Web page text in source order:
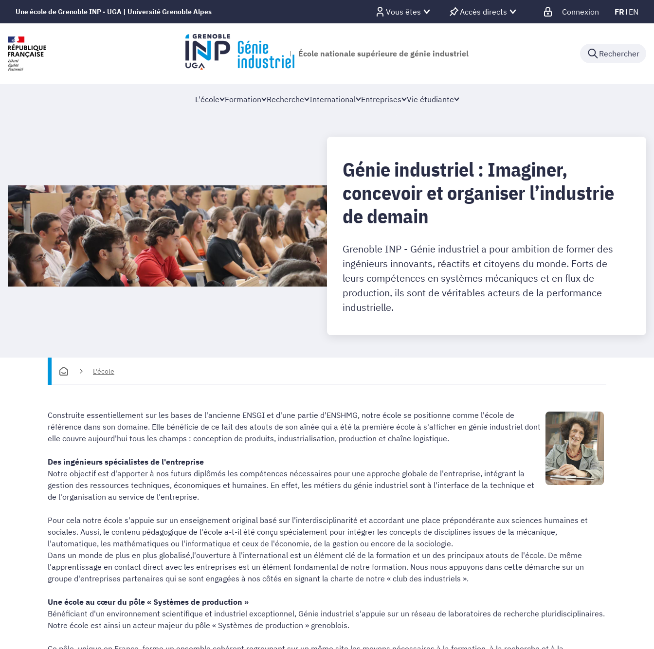
Une école de Grenoble INP - UGA | Université Grenoble Alpes Vous êtes Accès directs Connexion FR EN
École nationale supérieure de génie industriel Rechercher
L'école Formation Recherche International Entreprises Vie étudiante
Génie industriel : Imaginer,
concevoir et organiser l’industrie
de demain
Grenoble INP - Génie industriel a pour ambition de former des
ingénieurs innovants, réactifs et citoyens du monde. Forts de
leurs compétences en systèmes mécaniques et en flux de
production, ils sont de véritables acteurs de la performance
industrielle.
L'école
Construite essentiellement sur les bases de l'ancienne ENSGI et d'une partie d'ENSHMG, notre école se positionne comme l'école de
référence dans son domaine. Elle bénéficie de ce fait des atouts de son aînée qui a été la première école à s'afficher en génie industriel dont
elle couvre aujourd'hui tous les champs : conception de produits, industrialisation, production et chaîne logistique.
Des ingénieurs spécialistes de l'entreprise
Notre objectif est d'apporter à nos futurs diplômés les compétences nécessaires pour une approche globale de l'entreprise, intégrant la
gestion des ressources techniques, économiques et humaines. En effet, les métiers du génie industriel sont à l'interface de la technique et
de l'organisation au service de l'entreprise.
Pour cela notre école s'appuie sur un enseignement original basé sur l'interdisciplinarité et accordant une place prépondérante aux sciences humaines et
sociales. Aussi, le contenu pédagogique de l'école a-t-il été conçu spécialement pour intégrer les concepts de disciplines issues de la mécanique,
l'automatique, les mathématiques ou l'informatique et ceux de l'économie, de la gestion ou encore de la sociologie.
Dans un monde de plus en plus globalisé,l'ouverture à l'international est un élément clé de la formation et un des principaux atouts de l'école. De même
l'apprentissage en contact direct avec les entreprises est un élément fondamental de notre formation. Nous nous appuyons dans cette démarche sur un
groupe d'entreprises partenaires qui se sont engagées à nos côtés en signant la charte de notre « club des industriels ».
Une école au cœur du pôle « Systèmes de production »
Bénéficiant d'un environnement scientifique et industriel exceptionnel, Génie industriel s'appuie sur un réseau de laboratoires de recherche pluridisciplinaires.
Notre école est ainsi un acteur majeur du pôle « Systèmes de production » grenoblois.